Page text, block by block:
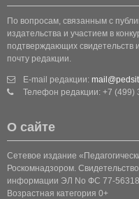
По вопросам, связанным с
издательства и участием в
подтверждающих свидетельств
почту редакции.
E-mail редакции:
Телефон редакции: +7 (499)
О сайте
Сетевое издание
Роскомнадзором.
информации ЭЛ No ФС 77-
Возрастная категория 0+